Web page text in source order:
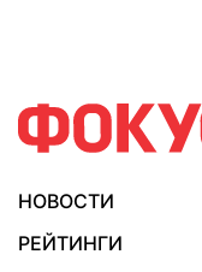
НОВОСТИ
РЕЙТИНГИ